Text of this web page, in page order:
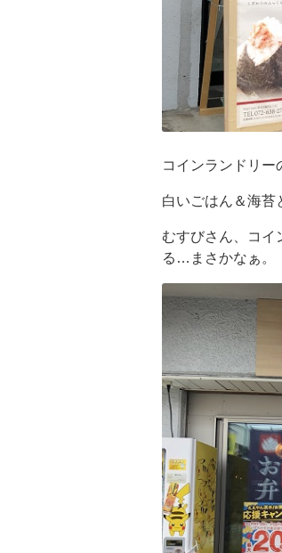
コインランドリー
白いごはん＆海
むすびさん、コ
る…まさかなぁ。